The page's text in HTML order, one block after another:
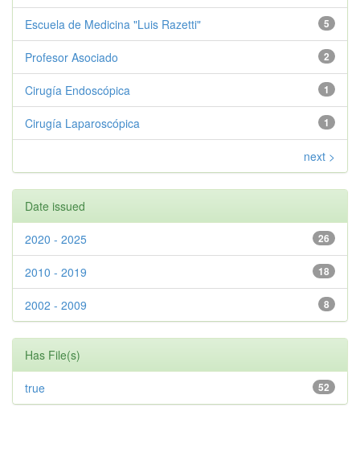
5
Escuela de Medicina "Luis Razetti"
2
Profesor Asociado
1
Cirugía Endoscópica
1
Cirugía Laparoscópica
next >
Date issued
26
2020 - 2025
18
2010 - 2019
8
2002 - 2009
Has File(s)
52
true